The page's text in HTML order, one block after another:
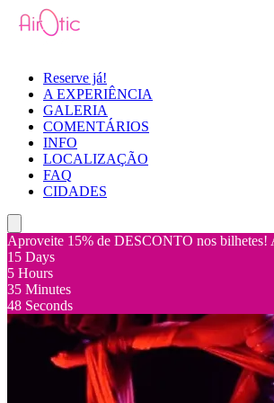
Reserve já!
A EXPERIÊNCIA
GALERIA
COMENTÁRIOS
INFO
LOCALIZAÇÃO
FAQ
CIDADES
Aproveite 15% de DESCONTO nos bilhetes!
15 Days
5 Hours
35 Minutes
48 Seconds